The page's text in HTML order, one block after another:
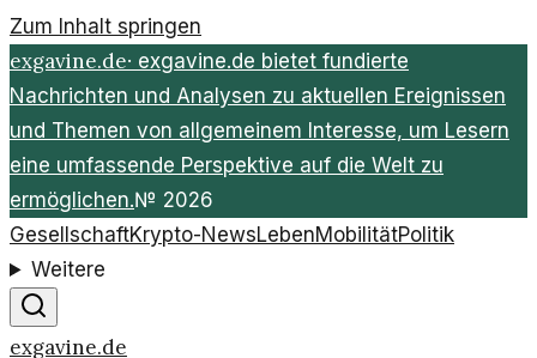
Zum Inhalt springen
exgavine.de· exgavine.de bietet fundierte
Nachrichten und Analysen zu aktuellen Ereignissen
und Themen von allgemeinem Interesse, um Lesern
eine umfassende Perspektive auf die Welt zu
ermöglichen.№ 2026
GesellschaftKrypto-NewsLebenMobilitätPolitik
Weitere
exgavine.de